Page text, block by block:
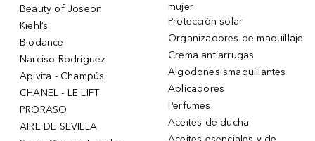
Beauty of Joseon
Kiehl’s
Biodance
Narciso Rodriguez
Apivita - Champús
CHANEL - LE LIFT
PRORASO
AIRE DE SEVILLA
mujer
Protección solar
Organizadores de maquillaje
Crema antiarrugas
Algodones smaquillantes
Aplicadores
Perfumes
Aceites de ducha